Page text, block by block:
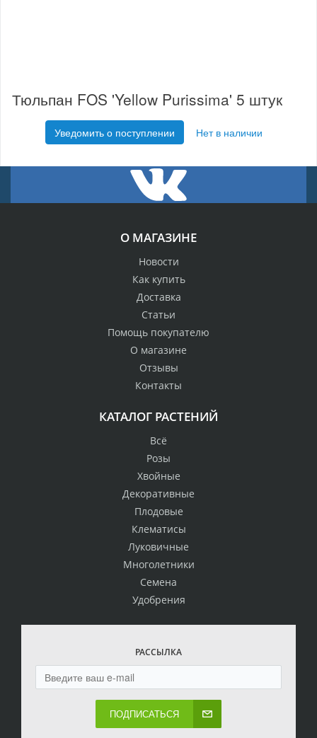
Тюльпан FOS 'Yellow Purissima' 5 штук
Уведомить о поступлении Нет в наличии
О МАГАЗИНЕ
Новости
Как купить
Доставка
Статьи
Помощь покупателю
О магазине
Отзывы
Контакты
КАТАЛОГ РАСТЕНИЙ
Всё
Розы
Хвойные
Декоративные
Плодовые
Клематисы
Луковичные
Многолетники
Семена
Удобрения
РАССЫЛКА
ПОДПИСАТЬСЯ